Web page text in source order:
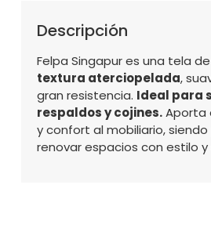
Descripción
Felpa Singapur es una tela
textura aterciopelada,
gran resistencia. Ideal para
respaldos y cojines.Aporta
y confort al mobiliario,
renovar espacios con estilo y